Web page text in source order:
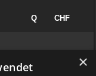
Q CHF
×